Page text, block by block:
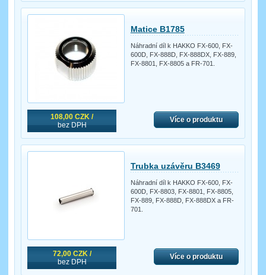
108,00 CZK /
bez DPH
Matice B1785
Náhradní díl k HAKKO FX-600, FX-
600D, FX-888D, FX-888DX, FX-889,
FX-8801, FX-8805 a FR-701.
Více o produktu
72,00 CZK /
bez DPH
Trubka uzávěru B3469
Náhradní díl k HAKKO FX-600, FX-
600D, FX-8803, FX-8801, FX-8805,
FX-889, FX-888D, FX-888DX a FR-
701.
Více o produktu